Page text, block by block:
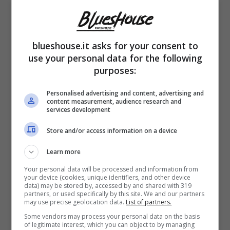
Un post condiviso da LE DONATELLA (@ledonatellaofficial)
blueshouse.it asks for your consent to
use your personal data for the following
purposes:
Personalised advertising and content, advertising and
content measurement, audience research and
services development
Store and/or access information on a device
Learn more
Your personal data will be processed and information from
your device (cookies, unique identifiers, and other device
data) may be stored by, accessed by and shared with 319
partners, or used specifically by this site. We and our partners
may use precise geolocation data. List of partners.
Some vendors may process your personal data on the basis
of legitimate interest, which you can object to by managing